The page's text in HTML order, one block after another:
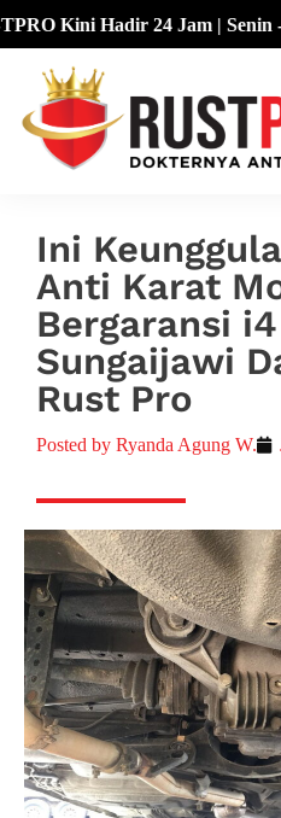
Kini Hadir 24 Jam | Senin -
Ini
Anti Karat
Bergaransi
Sungaijawi
Rust Pro
Posted by Ryanda Agung W.